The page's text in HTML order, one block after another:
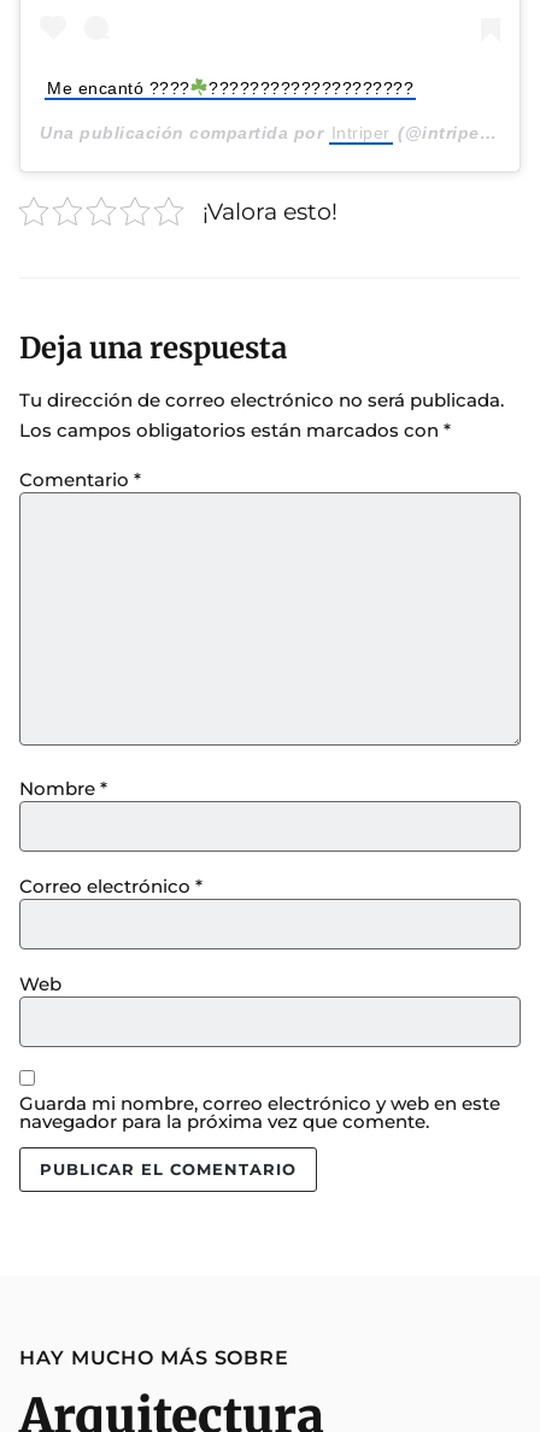
Me encantó ???? ????????????????????
Una publicación compartida por Intriper (@intriper) el
¡Valora esto!
Deja una respuesta
Tu dirección de correo electrónico no será publicada.
Los campos obligatorios están marcados con *
Comentario *
Nombre *
Correo electrónico *
Web
Guarda mi nombre, correo electrónico y web en este
navegador para la próxima vez que comente.
HAY MUCHO MÁS SOBRE
Arquitectura